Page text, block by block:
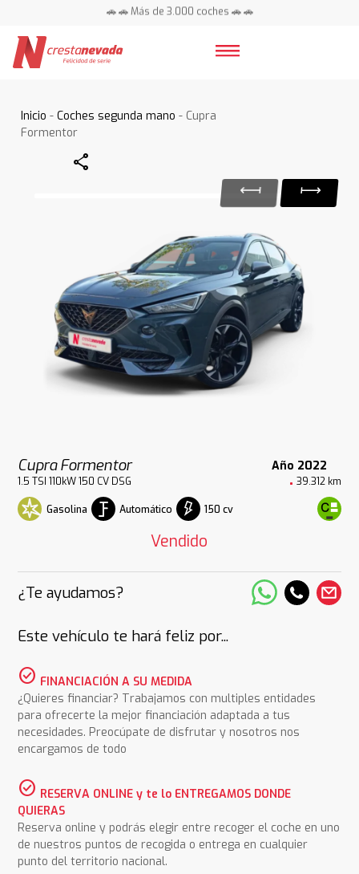
🚗 🚗 Más de 3.000 coches 🚗 🚗
Inicio -Coches segunda mano - Cupra
Formentor
Share
Cupra Formentor Año 2022
1.5 TSI 110kW 150 CV DSG 39.312 km
Gasolina Automático 150 cv
Vendido
¿Te ayudamos?
Este vehículo te hará feliz por...
check_circle FINANCIACIÓN A SU MEDIDA
¿Quieres financiar? Trabajamos con multiples entidades
para ofrecerte la mejor financiación adaptada a tus
necesidades. Preocúpate de disfrutar y nosotros nos
encargamos de todo
check_circle RESERVA ONLINE y te lo ENTREGAMOS DONDE
QUIERAS
Reserva online y podrás elegir entre recoger el coche en uno
de nuestros puntos de recogida o entrega en cualquier
punto del territorio nacional.